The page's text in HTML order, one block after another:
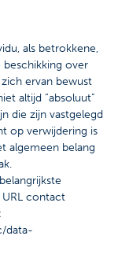
als betrokkene,
over
ervan bewust
altijd “absoluut”
die zijn vastgelegd
op verwijdering is
algemeen belang
contact
data-